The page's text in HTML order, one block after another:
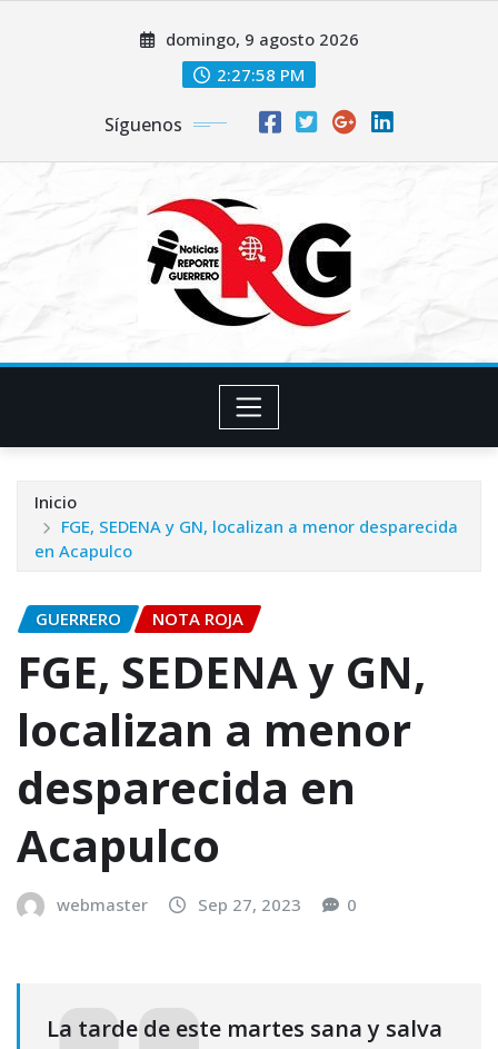
domingo, 9 agosto 2026
2:27:59 PM
Síguenos
Inicio
FGE, SEDENA y GN, localizan a menor desparecida
en Acapulco
GUERRERO NOTA ROJA
FGE, SEDENA y GN,
localizan a menor
desparecida en
Acapulco
webmaster Sep 27, 2023 0
La tarde de este martes sana y salva